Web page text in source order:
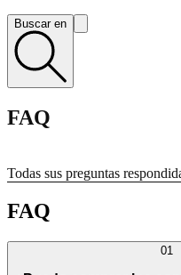
Buscar en
FAQ
Todas sus preguntas
FAQ
01